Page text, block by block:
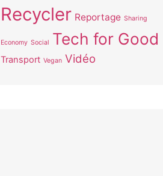
Recycler Reportage Sharing
Economy Social Tech for Good
Transport Vegan Vidéo